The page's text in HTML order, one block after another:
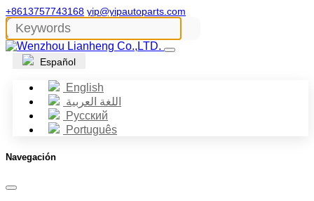
+8613757743168 yip@yipautoparts.com
Español
English
اللغة العربية
Русский
Português
Navegación